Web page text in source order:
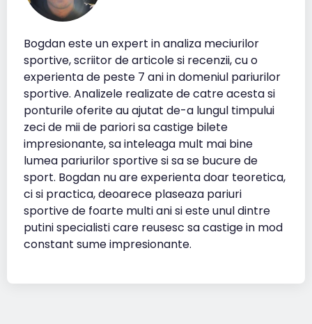
Bogdan este un expert in analiza meciurilor
sportive, scriitor de articole si recenzii, cu o
experienta de peste 7 ani in domeniul pariurilor
sportive. Analizele realizate de catre acesta si
ponturile oferite au ajutat de-a lungul timpului
zeci de mii de pariori sa castige bilete
impresionante, sa inteleaga mult mai bine
lumea pariurilor sportive si sa se bucure de
sport. Bogdan nu are experienta doar teoretica,
ci si practica, deoarece plaseaza pariuri
sportive de foarte multi ani si este unul dintre
putini specialisti care reusesc sa castige in mod
constant sume impresionante.